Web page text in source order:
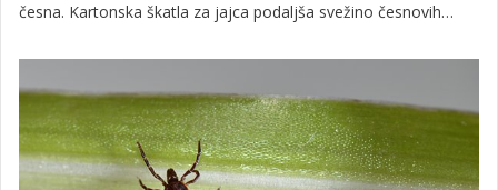
česna. Kartonska škatla za jajca podaljša svežino česnovih